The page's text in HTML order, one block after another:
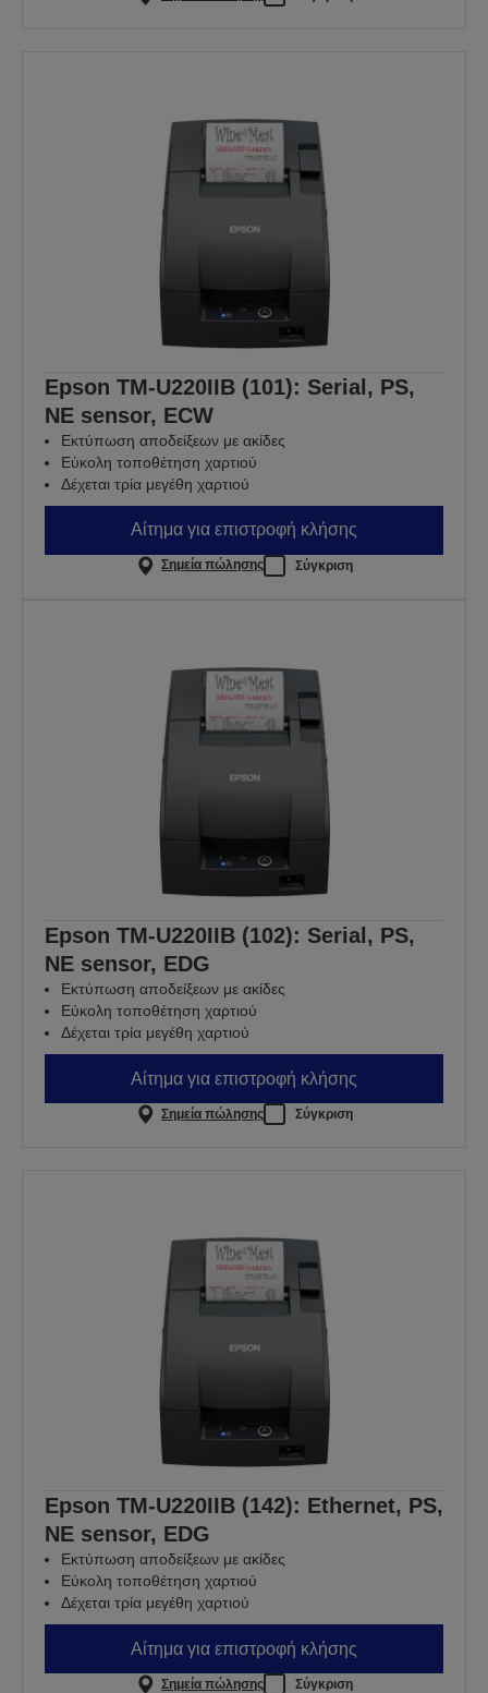
Epson TM-U220IIB (101): Serial, PS,
NE sensor, ECW
Εκτύπωση αποδείξεων με ακίδες
Εύκολη τοποθέτηση χαρτιού
Δέχεται τρία μεγέθη χαρτιού
Αίτημα για επιστροφή κλήσης
Σημεία πώλησης Σύγκριση
Epson TM-U220IIB (102): Serial, PS,
NE sensor, EDG
Εκτύπωση αποδείξεων με ακίδες
Εύκολη τοποθέτηση χαρτιού
Δέχεται τρία μεγέθη χαρτιού
Αίτημα για επιστροφή κλήσης
Σημεία πώλησης Σύγκριση
Epson TM-U220IIB (142): Ethernet, PS,
NE sensor, EDG
Εκτύπωση αποδείξεων με ακίδες
Εύκολη τοποθέτηση χαρτιού
Δέχεται τρία μεγέθη χαρτιού
Αίτημα για επιστροφή κλήσης
Σημεία πώλησης Σύγκριση